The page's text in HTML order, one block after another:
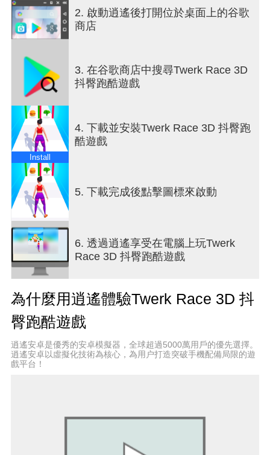
但是請注意：要到達終點，你還需要使用一點點策
略。比賽中充滿了各種瘋狂的障礙：脆弱易碎的玻
璃平台、帶有大小不一的孔洞的屏障、滑梯等等。
學會什麼時候應該燃燒卡路里，並努力保持身材。
向人們證明，你擁有與身體一樣強大的頭腦吧！
有趣的賽跑並不是這個跑酷遊戲的全部——當你到
達終點線時，還有一場戰鬥在等著你。每個關卡都
有一個盛大的終場——一場精彩刺激的戰鬥，這將
會是一場對你的身體力量和twerking技的雙重考驗。
積蓄你所有的力量，發出有力的撞擊，將對手彈出
競技舞台。只有最強壯、最壯碩的身體才有機會贏
得最終比賽！
準備好迎接挑戰了嗎？在這個跑酷遊戲中，你不會
有任何損失……除了掉幾公斤體重。奔跑，跨越所
有障礙，準備好贏得最終的戰鬥吧。
最佳功能特色
● 獨一無二的跑酷遊戲！這是一個以twerking戰鬥為
擬！
● 精彩刺激的較量！讓你的身體變得更強壯，用你厚
實的肌肉碾壓你的對手。
● 真實生動的緊張感！有趣的快節奏賽跑搭配變化無
窮的障礙，為你帶來一路的驚險刺激。Twerk Race
3D是最酷的跑步遊戲！
Twerk Race 3D是一款人見人愛的有趣的免費遊戲！
跑中狂歡，保證讓你不再無聊，舞動一整天！
2. 啟動逍遙後打開位於桌面上的谷歌
商店
3. 在谷歌商店中搜尋Twerk Race 3D
抖臀跑酷遊戲
Install
4. 下載並安裝Twerk Race 3D 抖臀跑
酷遊戲
5. 下載完成後點擊圖標來啟動
6. 透過逍遙享受在電腦上玩Twerk
Race 3D 抖臀跑酷遊戲
為什麼用逍遙體驗Twerk Race 3D 抖
臀跑酷遊戲
逍遙安卓是優秀的安卓模擬器，全球超過5000萬用戶的優先選擇。
逍遙安卓以虛擬化技術為核心，為用户打造突破手機配備局限的遊
戲平台！